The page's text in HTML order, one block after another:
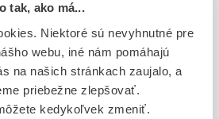
tak, ako má...
Niektoré sú nevyhnutné pre
webu, iné nám pomáhajú
na našich stránkach zaujalo, a
priebežne zlepšovať.
kedykoľvek zmeniť.
PVDC/PVC/Al-jednotliv.dáv.)
platnosti